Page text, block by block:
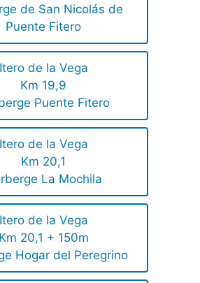
de San Nicolás de
Puente Fitero
Itero de la Vega
Km 19,9
Puente Fitero
Itero de la Vega
Km 20,1
La Mochila
Itero de la Vega
Km 20,1 + 150m
Hogar del Peregrino